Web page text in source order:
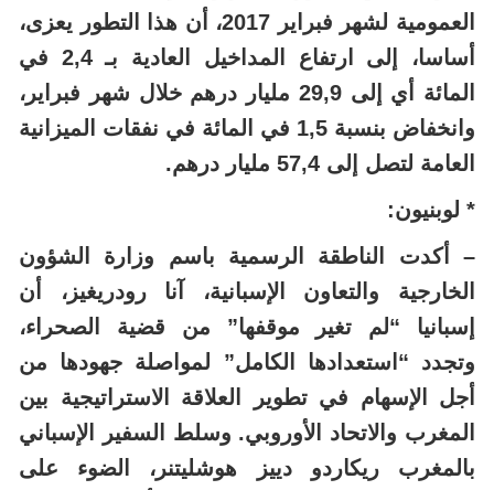
العمومية لشهر فبراير 2017، أن هذا التطور يعزى،
أساسا، إلى ارتفاع المداخيل العادية بـ 2,4 في
المائة أي إلى 29,9 مليار درهم خلال شهر فبراير،
وانخفاض بنسبة 1,5 في المائة في نفقات الميزانية
العامة لتصل إلى 57,4 مليار درهم.
* لوبنيون:
– أكدت الناطقة الرسمية باسم وزارة الشؤون
الخارجية والتعاون الإسبانية، آنا رودريغيز، أن
إسبانيا “لم تغير موقفها” من قضية الصحراء،
وتجدد “استعدادها الكامل” لمواصلة جهودها من
أجل الإسهام في تطوير العلاقة الاستراتيجية بين
المغرب والاتحاد الأوروبي. وسلط السفير الإسباني
بالمغرب ريكاردو دييز هوشليتنر، الضوء على